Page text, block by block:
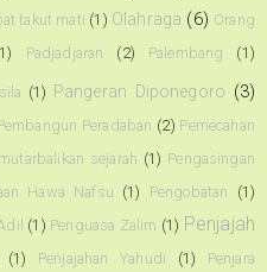
takut mati (1) Olahraga (6) Orang
Padjadjaran (2) Palembang (1)
(1) Pangeran Diponegoro (3)
Peradaban (2) Pemecahan
sejarah (1) Pengasingan
Hawa Nafsu (1) Pengobatan
(1)
(1) Penguasa Zalim (1) Penjajah
(1) Penjajahan Yahudi (1)
Penjara